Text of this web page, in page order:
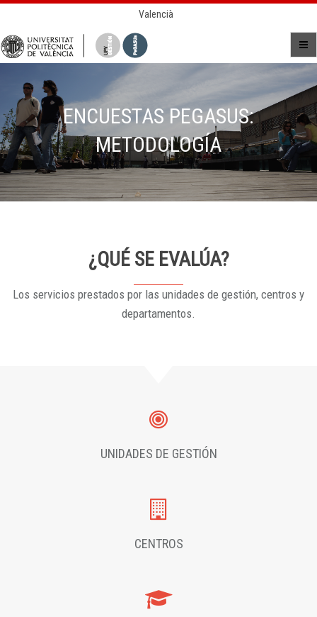
Valencià
ENCUESTAS PEGASUS:
METODOLOGÍA
¿QUÉ SE EVALÚA?
Los servicios prestados por las unidades de gestión, centros y
departamentos.
UNIDADES DE GESTIÓN
CENTROS